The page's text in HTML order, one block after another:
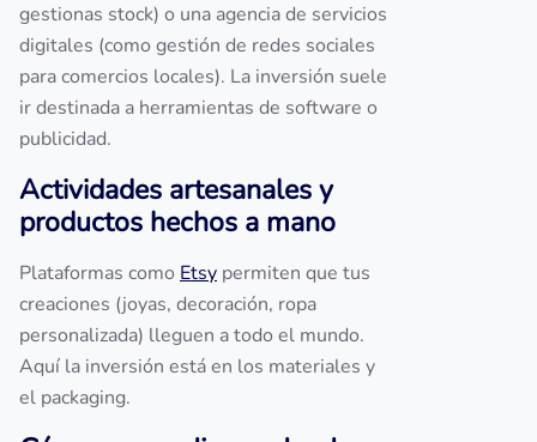
gestionas stock) o una agencia de servicios
digitales (como gestión de redes sociales
para comercios locales). La inversión suele
ir destinada a herramientas de software o
publicidad.
Actividades artesanales y
productos hechos a mano
Plataformas como Etsy permiten que tus
creaciones (joyas, decoración, ropa
personalizada) lleguen a todo el mundo.
Aquí la inversión está en los materiales y
el packaging.